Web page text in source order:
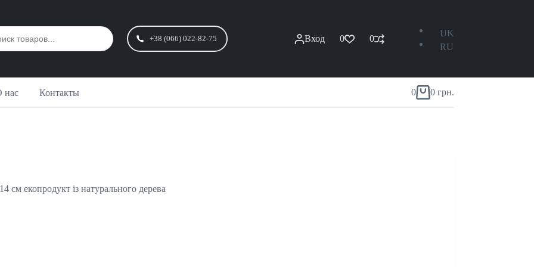
+38 (066) 022-82-75 Вход 0 0
UK
RU
нас Контакты Корзина
0 грн.
0